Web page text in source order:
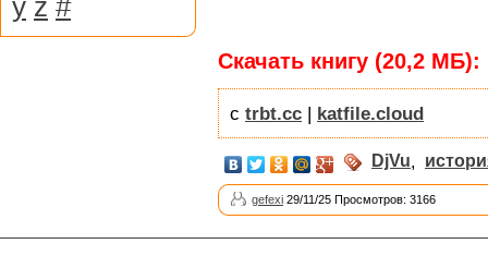
Скачать книгу (20,2 МБ):
с trbt.cc | katfile.cloud
DjVu,
gefexi 29/11/25 Просмотров: 3166